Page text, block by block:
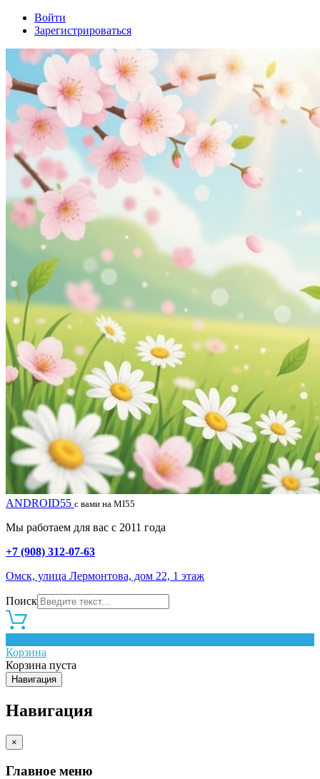
Войти
Зарегистрироваться
ANDROID55 с вами на MI55
Мы работаем для вас с 2011 года
+7 (908) 312-07-63
Омск, улица Лермонтова, дом 22, 1 этаж
Поиск
Корзина
Корзина пуста
Навигация
Навигация
×
Главное меню